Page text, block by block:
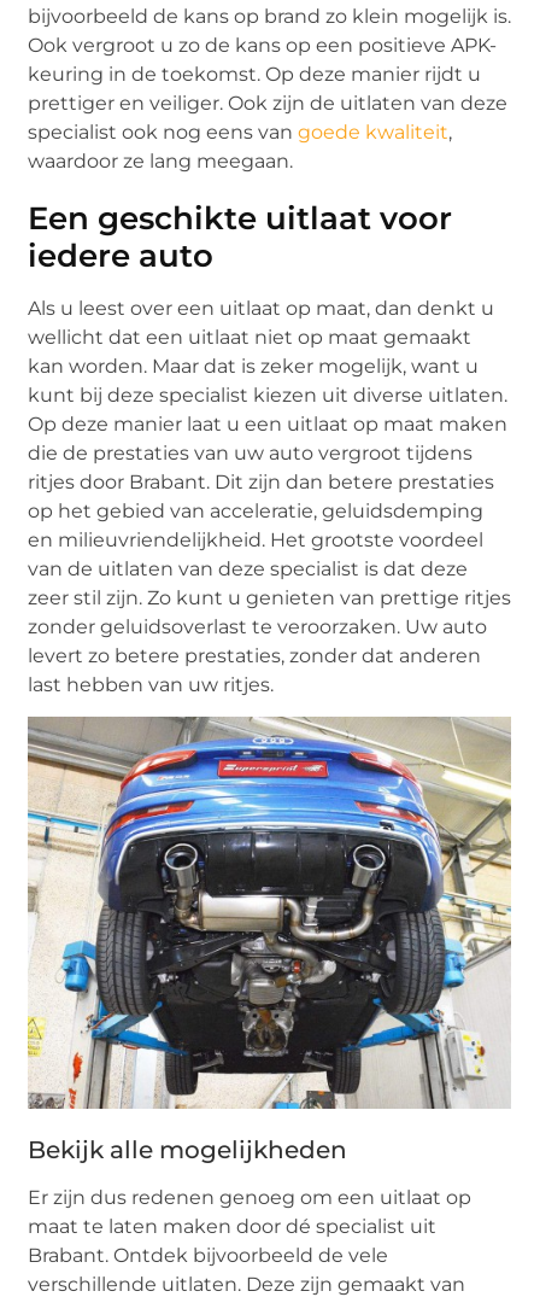
bijvoorbeeld de kans op brand zo klein mogelijk is.
Ook vergroot u zo de kans op een positieve APK-
keuring in de toekomst. Op deze manier rijdt u
prettiger en veiliger. Ook zijn de uitlaten van deze
specialist ook nog eens vangoede kwaliteit,
waardoor ze lang meegaan.
Een geschikte uitlaat voor
iedere auto
Als u leest over een uitlaat op maat, dan denkt u
wellicht dat een uitlaat niet op maat gemaakt
kan worden. Maar dat is zeker mogelijk, want u
kunt bij deze specialist kiezen uit diverse uitlaten.
Op deze manier laat u een uitlaat op maat maken
die de prestaties van uw auto vergroot tijdens
ritjes door Brabant. Dit zijn dan betere prestaties
op het gebied van acceleratie, geluidsdemping
en milieuvriendelijkheid. Het grootste voordeel
van de uitlaten van deze specialist is dat deze
zeer stil zijn. Zo kunt u genieten van prettige ritjes
zonder geluidsoverlast te veroorzaken. Uw auto
levert zo betere prestaties, zonder dat anderen
last hebben van uw ritjes.
Bekijk alle mogelijkheden
Er zijn dus redenen genoeg om een uitlaat op
maat te laten maken door dé specialist uit
Brabant. Ontdek bijvoorbeeld de vele
verschillende uitlaten. Deze zijn gemaakt van